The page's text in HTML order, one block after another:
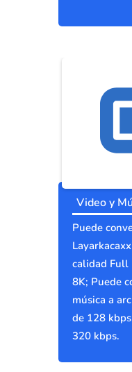
Video y
Puede
calidad Full
8K; Puede
música a
de 128
320 kbps.